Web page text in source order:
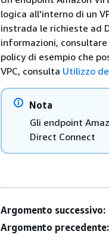
logica all'interno di un
instrada le richieste ad
informazioni, consultare
policy di esempio che
VPC, consulta Utilizzo
Nota
Gli endpoint
Direct Connect
Argomento successivo:
Argomento precedente: